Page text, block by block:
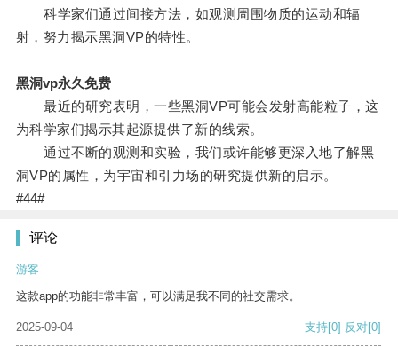
科学家们通过间接方法，如观测周围物质的运动和辐
射，努力揭示黑洞VP的特性。
黑洞vp永久免费
最近的研究表明，一些黑洞VP可能会发射高能粒子，这
为科学家们揭示其起源提供了新的线索。
通过不断的观测和实验，我们或许能够更深入地了解黑
洞VP的属性，为宇宙和引力场的研究提供新的启示。
#44#
评论
游客
这款app的功能非常丰富，可以满足我不同的社交需求。
2025-09-04 支持[0] 反对[0]